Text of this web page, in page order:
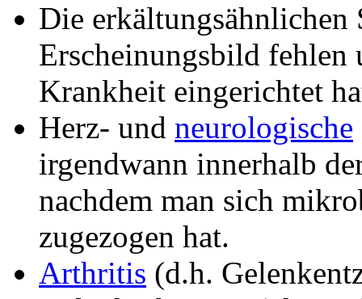
Die erkältungsähnlichen
Erscheinungsbild fehlen
Krankheit eingerichtet
Herz- und neurologische
irgendwann innerhalb
nachdem man sich
zugezogen hat.
Arthritis (d.h.